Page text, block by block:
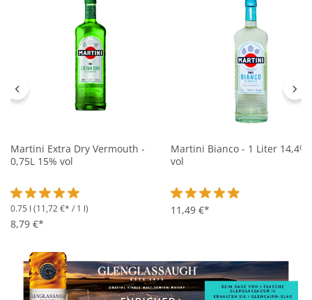
Martini Extra Dry Vermouth -
0,75L 15% vol
Durchschnittliche Bewertung von 5 von 5 Sternen
0.75 l (11,72 €* / 1 l)
8,79 €*
Martini Bianco - 1 Liter 14,4%
vol
Durchschnittliche
11,49 €*